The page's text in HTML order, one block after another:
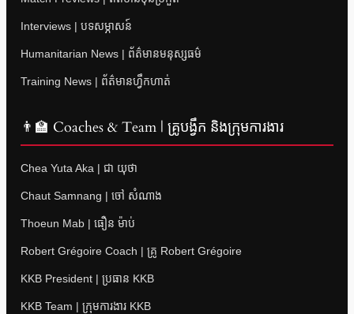
Interviews | បទសម្ភាសន៍
Humanitarian News | ព័ត៌មានមនុស្សធម៌
Training News | ព័ត៌មានហ្វឹកហាត់
👨‍🏫 Coaches & Team | គ្រូបង្វឹក និងក្រុមការងារ
Chea Yuta Aka | ជា យុថា
Chaut Samnang | ចៅ សំណាង
Thoeun Mab | ធឿន ម៉ាប់
Robert Grégoire Coach | គ្រូ Robert Grégoire
KKB President | ប្រធាន KKB
KKB Team | ក្រុមការងារ KKB